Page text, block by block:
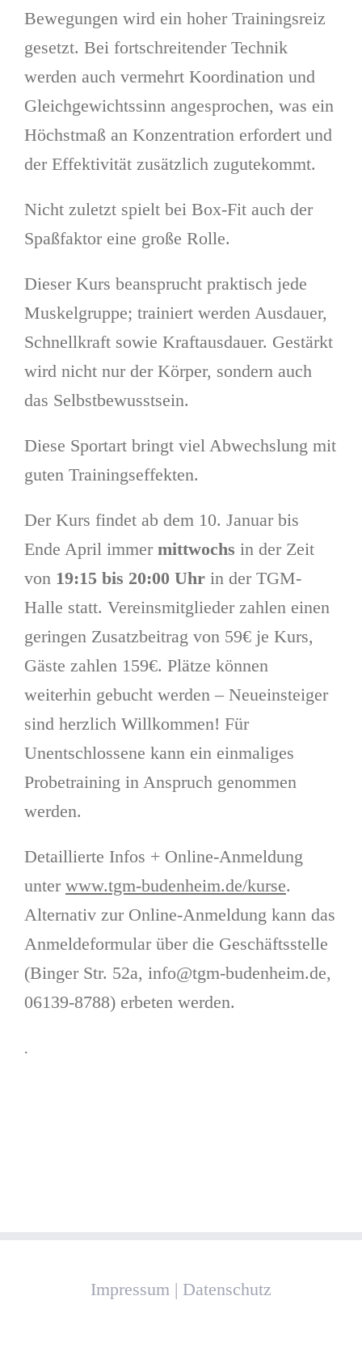
Bewegungen wird ein hoher Trainingsreiz
gesetzt. Bei fortschreitender Technik
werden auch vermehrt Koordination und
Gleichgewichtssinn angesprochen, was ein
Höchstmaß an Konzentration erfordert und
der Effektivität zusätzlich zugutekommt.
Nicht zuletzt spielt bei Box-Fit auch der
Spaßfaktor eine große Rolle.
Dieser Kurs beansprucht praktisch jede
Muskelgruppe; trainiert werden Ausdauer,
Schnellkraft sowie Kraftausdauer. Gestärkt
wird nicht nur der Körper, sondern auch
das Selbstbewusstsein.
Diese Sportart bringt viel Abwechslung mit
guten Trainingseffekten.
Der Kurs findet ab dem 10. Januar bis
Ende April immer mittwochs in der Zeit
von 19:15 bis 20:00 Uhrin der TGM-
Halle statt. Vereinsmitglieder zahlen einen
geringen Zusatzbeitrag von 59€ je Kurs,
Gäste zahlen 159€. Plätze können
weiterhin gebucht werden – Neueinsteiger
sind herzlich Willkommen! Für
Unentschlossene kann ein einmaliges
Probetraining in Anspruch genommen
werden.
Detaillierte Infos + Online-Anmeldung
unter www.tgm-budenheim.de/kurse.
Alternativ zur Online-Anmeldung kann das
Anmeldeformular über die Geschäftsstelle
(Binger Str. 52a, info@tgm-budenheim.de,
06139-8788) erbeten werden.
.
Impressum | Datenschutz